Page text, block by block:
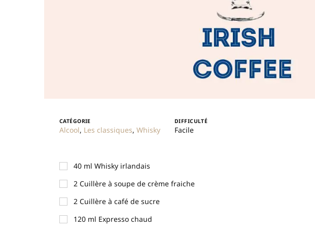
CATÉGORIE
Alcool, Les classiques, Whisky
DIFFICULTÉ
Facile
40 ml Whisky irlandais
2 Cuillère à soupe de crème fraiche
2 Cuillère à café de sucre
120 ml Expresso chaud